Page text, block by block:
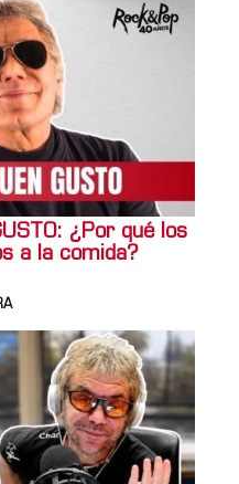
¿Por qué los
a la comida?